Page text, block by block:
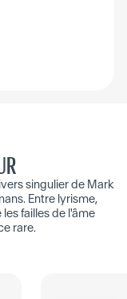
singulier de Mark
Entre lyrisme,
failles de l'âme
rare.